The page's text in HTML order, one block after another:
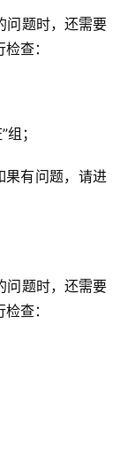
问题时，还需要
查：
；
果有问题，请进
问题时，还需要
查：